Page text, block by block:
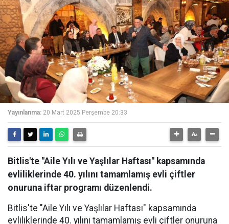
Yayınlanma: 20 Mart 2025 Perşembe 20:33
Bitlis'te "Aile Yılı ve Yaşlılar Haftası" kapsamında
evliliklerinde 40. yılını tamamlamış evli çiftler
onuruna iftar programı düzenlendi.
Bitlis'te "Aile Yılı ve Yaşlılar Haftası" kapsamında
evliliklerinde 40. yılını tamamlamış evli çiftler onuruna